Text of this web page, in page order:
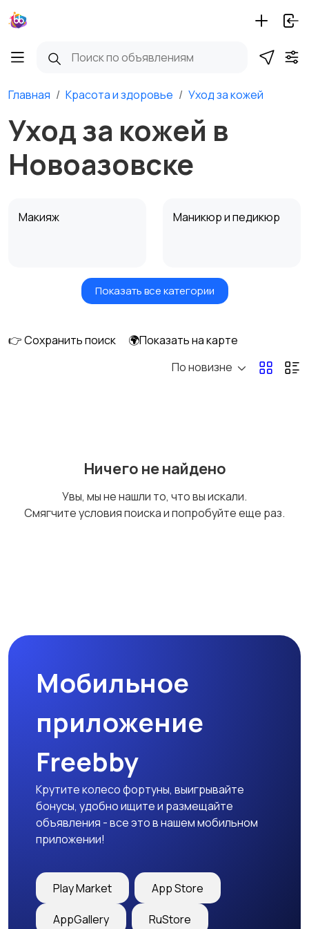
Главная Красота и здоровье Уход за кожей
Уход за кожей в
Новоазовске
Макияж Маникюр и педикюр
Товары для здоровья Парфюмерия
Уход за кожей
Показать все категории
👉 Сохранить поиск
🌍Показать на карте
По новизне
Ничего не найдено
Увы, мы не нашли то, что вы искали.
Смягчите условия поиска и попробуйте еще раз.
Мобильное
приложение
Freebby
Крутите колесо фортуны, выигрывайте
бонусы, удобно ищите и размещайте
объявления - все это в нашем мобильном
приложении!
Play Market App Store
AppGallery RuStore